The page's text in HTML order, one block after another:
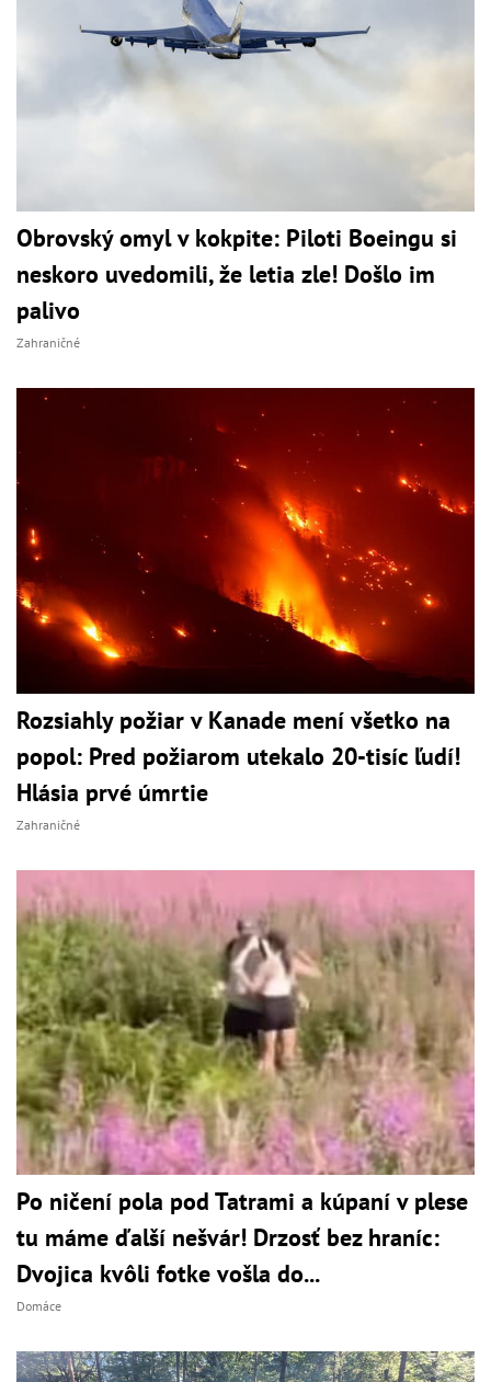
Obrovský omyl v kokpite: Piloti Boeingu si
neskoro uvedomili, že letia zle! Došlo im
palivo
Zahraničné
Rozsiahly požiar v Kanade mení všetko na
popol: Pred požiarom utekalo 20-tisíc ľudí!
Hlásia prvé úmrtie
Zahraničné
Po ničení pola pod Tatrami a kúpaní v plese
tu máme ďalší nešvár! Drzosť bez hraníc:
Dvojica kvôli fotke vošla do...
Domáce